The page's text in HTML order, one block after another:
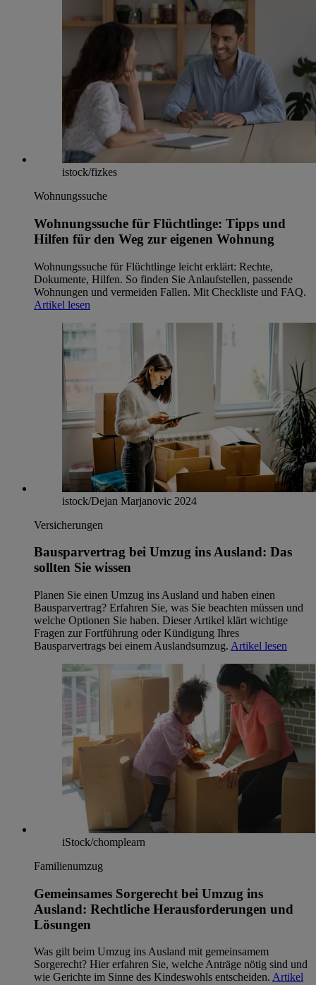
istock/fizkes
Wohnungssuche
Wohnungssuche für Flüchtlinge: Tipps und
Hilfen für den Weg zur eigenen Wohnung
Wohnungssuche für Flüchtlinge leicht erklärt: Rechte,
Dokumente, Hilfen. So finden Sie Anlaufstellen, passende
Wohnungen und vermeiden Fallen. Mit Checkliste und FAQ.
Artikel lesen
istock/Dejan Marjanovic 2024
Versicherungen
Bausparvertrag bei Umzug ins Ausland: Das
sollten Sie wissen
Planen Sie einen Umzug ins Ausland und haben einen
Bausparvertrag? Erfahren Sie, was Sie beachten müssen und
welche Optionen Sie haben. Dieser Artikel klärt wichtige
Fragen zur Fortführung oder Kündigung Ihres
Bausparvertrags bei einem Auslandsumzug. Artikel lesen
iStock/chomplearn
Familienumzug
Gemeinsames Sorgerecht bei Umzug ins
Ausland: Rechtliche Herausforderungen und
Lösungen
Was gilt beim Umzug ins Ausland mit gemeinsamem
Sorgerecht? Hier erfahren Sie, welche Anträge nötig sind und
wie Gerichte im Sinne des Kindeswohls entscheiden. Artikel